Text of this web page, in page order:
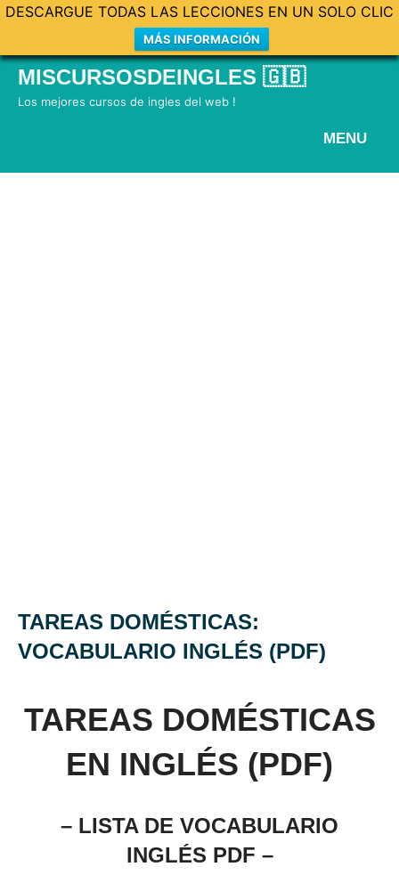
DESCARGUE TODAS LAS LECCIONES EN UN SOLO CLIC
MÁS INFORMACIÓN
SkipMISCURSOSDEINGLES 🇬🇧
Los mejores cursos de ingles del web !
MENU
TAREAS DOMÉSTICAS:
VOCABULARIO INGLÉS (PDF)
TAREAS DOMÉSTICAS
EN INGLÉS (PDF)
– LISTA DE VOCABULARIO
INGLÉS PDF –